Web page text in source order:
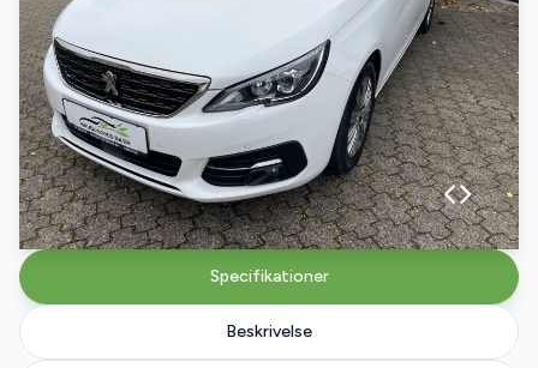
Specifikationer
Beskrivelse